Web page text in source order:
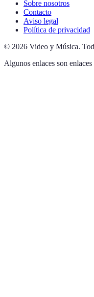
Sobre nosotros
Contacto
Aviso legal
Política de privacidad
© 2026 Video y Música.
Algunos enlaces son